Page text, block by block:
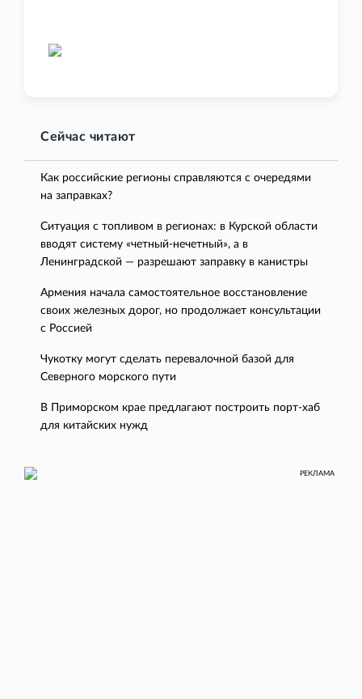
Сейчас читают
Как российские регионы справляются с очередями
на заправках?
Ситуация с топливом в регионах: в Курской области
вводят систему «четный-нечетный», а в
Ленинградской — разрешают заправку в канистры
Армения начала самостоятельное восстановление
своих железных дорог, но продолжает консультации
с Россией
Чукотку могут сделать перевалочной базой для
Северного морского пути
В Приморском крае предлагают построить порт-хаб
для китайских нужд
РЕКЛАМА